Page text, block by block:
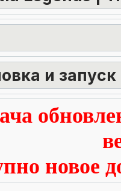
и запуск
новое